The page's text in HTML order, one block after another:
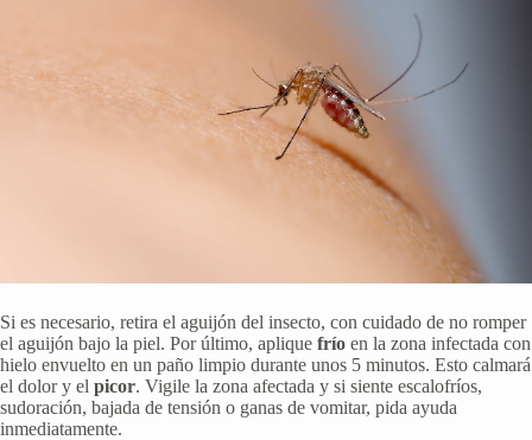
Si es necesario, retira el aguijón del insecto, con cuidado de no romper
el aguijón bajo la piel. Por último, aplique frío en la zona infectada con
hielo envuelto en un paño limpio durante unos 5 minutos. Esto calmará
el dolor y el picor. Vigile la zona afectada y si siente escalofríos,
sudoración, bajada de tensión o ganas de vomitar, pida ayuda
inmediatamente.